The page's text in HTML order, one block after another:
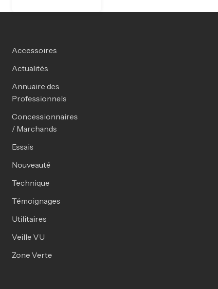
Accessoires
Actualités
Annuaire des
Professionnels
Concessionnaires
/ Marchands
Essais
Nouveauté
Technique
Témoignages
Utilitaires
Veille VU
Zone Verte